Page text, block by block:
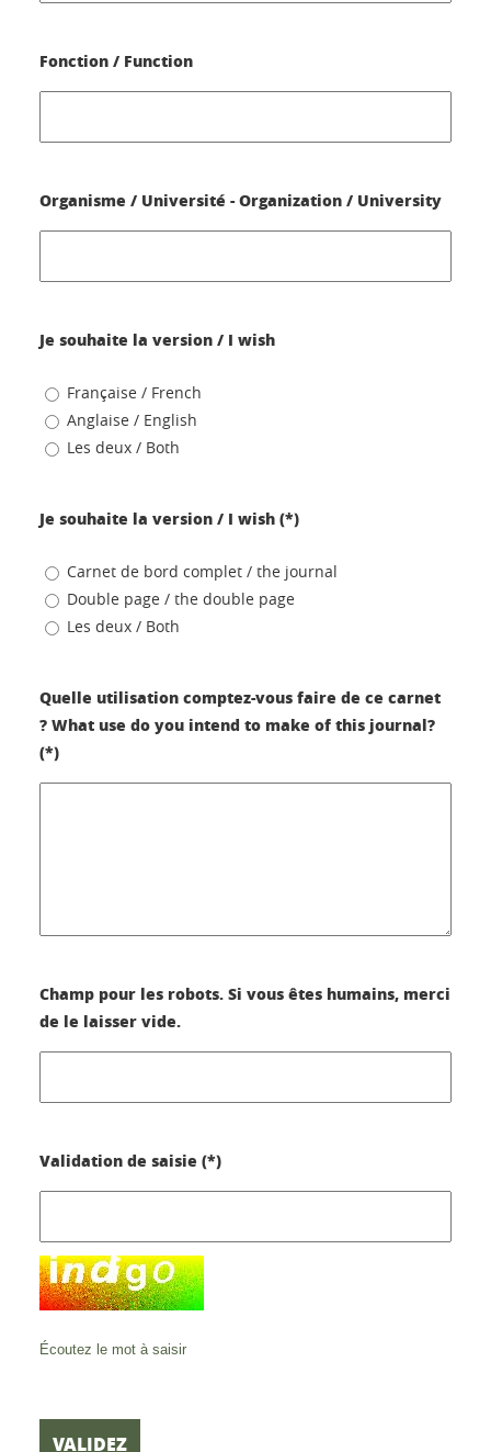
Fonction / Function
Organisme / Université - Organization / University
Je souhaite la version / I wish
Française / French
Anglaise / English
Les deux / Both
Je souhaite la version / I wish (*)
Carnet de bord complet / the journal
Double page / the double page
Les deux / Both
Quelle utilisation comptez-vous faire de ce carnet
? What use do you intend to make of this journal?
(*)
Champ pour les robots. Si vous êtes humains, merci
de le laisser vide.
Validation de saisie (*)
Écoutez le mot à saisir